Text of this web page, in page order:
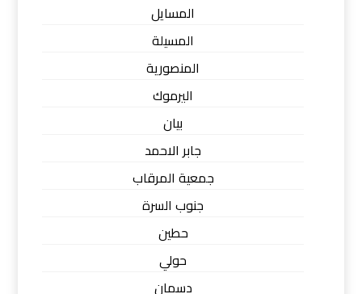
المسايل
المسيلة
المنصورية
اليرموك
بيان
جابر الاحمد
جمعية المرقاب
جنوب السرة
حطين
حولي
دسمان